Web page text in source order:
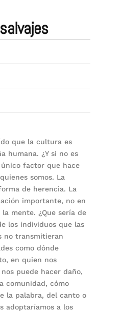
que la cultura es
humana. ¿Y si no es
único factor que hace
somos. La
de herencia. La
importante, no en
mente. ¿Que sería de
los individuos que las
no transmitieran
como dónde
en quien nos
puede hacer daño,
comunidad, cómo
la palabra, del canto o
adoptaríamos a los